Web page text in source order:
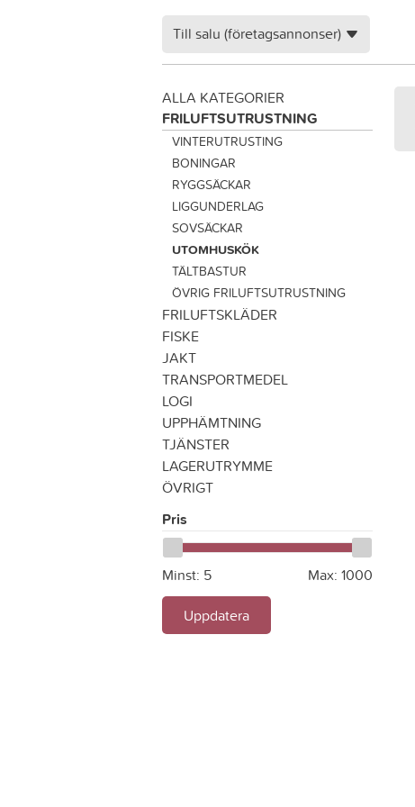
Till salu (företagsannonser)
ALLA KATEGORIER
FRILUFTSUTRUSTNING
VINTERUTRUSTING
BONINGAR
RYGGSÄCKAR
LIGGUNDERLAG
SOVSÄCKAR
UTOMHUSKÖK
TÄLTBASTUR
ÖVRIG FRILUFTSUTRUSTNING
FRILUFTSKLÄDER
FISKE
JAKT
TRANSPORTMEDEL
LOGI
UPPHÄMTNING
TJÄNSTER
LAGERUTRYMME
ÖVRIGT
Pris
Minst: 5 Max: 1000
Uppdatera